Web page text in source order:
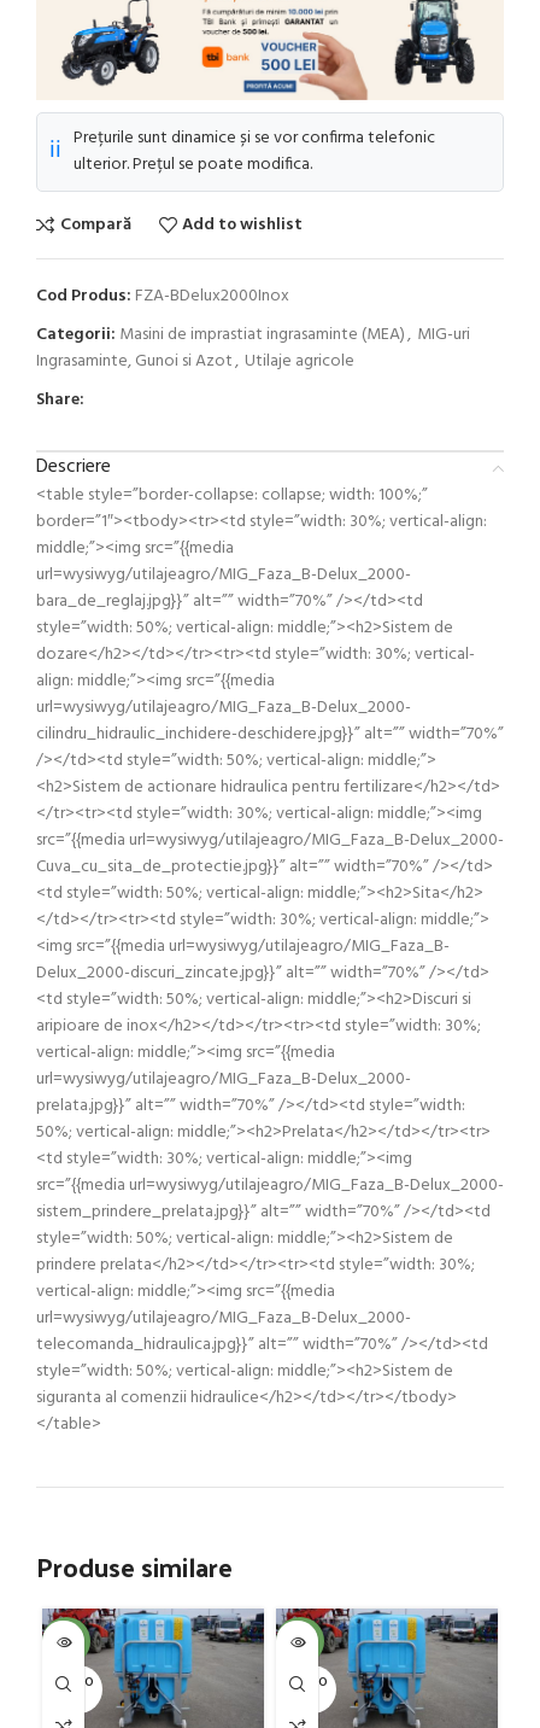
ℹ️ Prețurile sunt dinamice și se vor confirma telefonic
ulterior. Prețul se poate modifica.
Compară Add to wishlist
Cod Produs: FZA-BDelux2000Inox
Categorii: Masini de imprastiat ingrasaminte (MEA), MIG-uri
Ingrasaminte, Gunoi si Azot, Utilaje agricole
Share:
Descriere
<table style=”border-collapse: collapse; width: 100%;”
border=”1″><tbody><tr><td style=”width: 30%; vertical-align:
middle;”><img src=”{{media
url=wysiwyg/utilajeagro/MIG_Faza_B-Delux_2000-
bara_de_reglaj.jpg}}” alt=”” width=”70%” /></td><td
style=”width: 50%; vertical-align: middle;”><h2>Sistem de
dozare</h2></td></tr><tr><td style=”width: 30%; vertical-
align: middle;”><img src=”{{media
url=wysiwyg/utilajeagro/MIG_Faza_B-Delux_2000-
cilindru_hidraulic_inchidere-deschidere.jpg}}” alt=”” width=”70%”
/></td><td style=”width: 50%; vertical-align: middle;”>
<h2>Sistem de actionare hidraulica pentru fertilizare</h2></td>
</tr><tr><td style=”width: 30%; vertical-align: middle;”><img
src=”{{media url=wysiwyg/utilajeagro/MIG_Faza_B-Delux_2000-
Cuva_cu_sita_de_protectie.jpg}}” alt=”” width=”70%” /></td>
<td style=”width: 50%; vertical-align: middle;”><h2>Sita</h2>
</td></tr><tr><td style=”width: 30%; vertical-align: middle;”>
<img src=”{{media url=wysiwyg/utilajeagro/MIG_Faza_B-
Delux_2000-discuri_zincate.jpg}}” alt=”” width=”70%” /></td>
<td style=”width: 50%; vertical-align: middle;”><h2>Discuri si
aripioare de inox</h2></td></tr><tr><td style=”width: 30%;
vertical-align: middle;”><img src=”{{media
url=wysiwyg/utilajeagro/MIG_Faza_B-Delux_2000-
prelata.jpg}}” alt=”” width=”70%” /></td><td style=”width:
50%; vertical-align: middle;”><h2>Prelata</h2></td></tr><tr>
<td style=”width: 30%; vertical-align: middle;”><img
src=”{{media url=wysiwyg/utilajeagro/MIG_Faza_B-Delux_2000-
sistem_prindere_prelata.jpg}}” alt=”” width=”70%” /></td><td
style=”width: 50%; vertical-align: middle;”><h2>Sistem de
prindere prelata</h2></td></tr><tr><td style=”width: 30%;
vertical-align: middle;”><img src=”{{media
url=wysiwyg/utilajeagro/MIG_Faza_B-Delux_2000-
telecomanda_hidraulica.jpg}}” alt=”” width=”70%” /></td><td
style=”width: 50%; vertical-align: middle;”><h2>Sistem de
siguranta al comenzii hidraulice</h2></td></tr></tbody>
</table>
Produse similare
-4%
SOLD O
UT
-4%
SOLD O
UT